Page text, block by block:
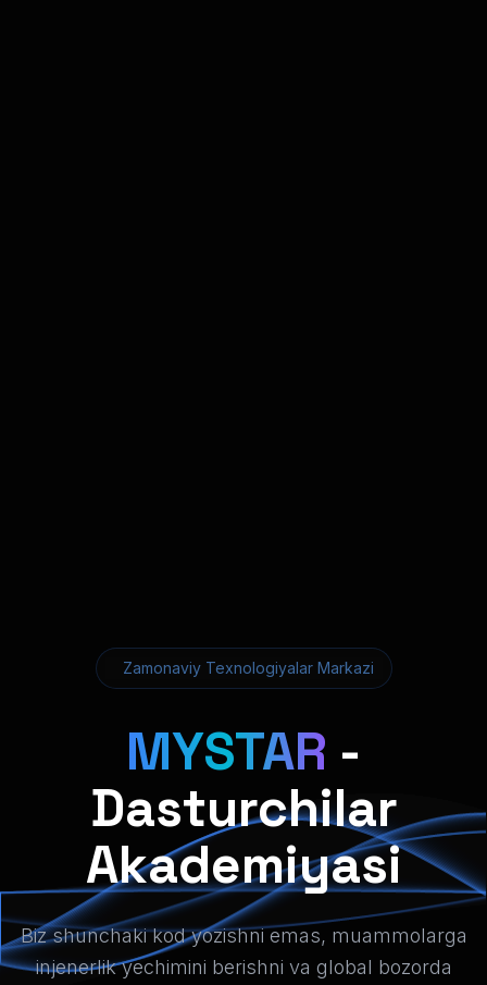
Zamonaviy Texnologiyalar Markazi
MYSTAR -
Dasturchilar
Akademiyasi
Biz shunchaki kod yozishni emas, muammolarga
injenerlik yechimini berishni va global bozorda